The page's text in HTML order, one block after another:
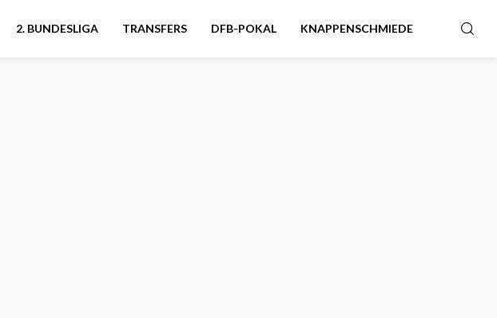
2. BUNDESLIGA TRANSFERS DFB-POKAL KNAPPENSCHMIEDE